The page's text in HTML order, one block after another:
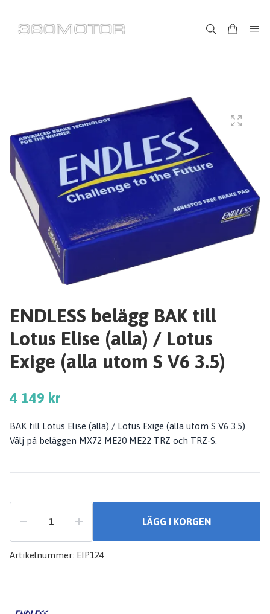
ENDLESS belägg BAK till
Lotus Elise (alla) / Lotus
Exige (alla utom S V6 3.5)
4 149 kr
BAK till Lotus Elise (alla) / Lotus Exige (alla utom S V6 3.5).
Välj på beläggen MX72 ME20 ME22 TRZ och TRZ-S.
LÄGG I KORGEN
Artikelnummer: EIP124